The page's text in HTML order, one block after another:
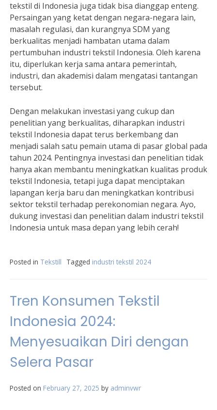
tekstil di Indonesia juga tidak bisa dianggap enteng.
Persaingan yang ketat dengan negara-negara lain,
masalah regulasi, dan kurangnya SDM yang
berkualitas menjadi hambatan utama dalam
pertumbuhan industri tekstil Indonesia. Oleh karena
itu, diperlukan kerja sama antara pemerintah,
industri, dan akademisi dalam mengatasi tantangan
tersebut.
Dengan melakukan investasi yang cukup dan
penelitian yang berkualitas, diharapkan industri
tekstil Indonesia dapat terus berkembang dan
menjadi salah satu pemain utama di pasar global pada
tahun 2024. Pentingnya investasi dan penelitian tidak
hanya akan membantu meningkatkan kualitas produk
tekstil Indonesia, tetapi juga dapat menciptakan
lapangan kerja baru dan meningkatkan kontribusi
sektor tekstil terhadap perekonomian negara. Ayo,
dukung investasi dan penelitian dalam industri tekstil
Indonesia untuk masa depan yang lebih cerah!
Posted in Tekstill Tagged industri tekstil 2024
Tren Konsumen Tekstil
Indonesia 2024:
Menyesuaikan Diri dengan
Selera Pasar
Posted on February 27, 2025 by adminvwr